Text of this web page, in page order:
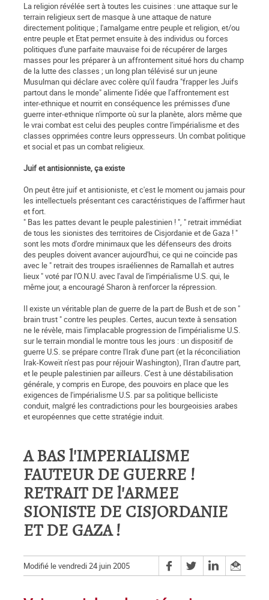
La religion révélée sert à toutes les cuisines : une attaque sur le
terrain religieux sert de masque à une attaque de nature
directement politique ; l'amalgame entre peuple et religion, et/ou
entre peuple et Etat permet ensuite à des individus ou forces
politiques d'une parfaite mauvaise foi de récupérer de larges
masses pour les préparer à un affrontement situé hors du champ
de la lutte des classes ; un long plan télévisé sur un jeune
Musulman qui déclare avec colère qu'il faudra "frapper les Juifs
partout dans le monde" alimente l'idée que l'affrontement est
inter-ethnique et nourrit en conséquence les prémisses d'une
guerre inter-ethnique n'importe où sur la planète, alors même que
le vrai combat est celui des peuples contre l'impérialisme et des
classes opprimées contre leurs oppresseurs. Un combat politique
et social et pas un combat religieux.
Juif et antisionniste, ça existe
On peut être juif et antisioniste, et c'est le moment ou jamais pour
les intellectuels présentant ces caractéristiques de l'affirmer haut
et fort.
" Bas les pattes devant le peuple palestinien ! ", " retrait immédiat
de tous les sionistes des territoires de Cisjordanie et de Gaza ! "
sont les mots d'ordre minimaux que les défenseurs des droits
des peuples doivent avancer aujourd'hui, ce qui ne coïncide pas
avec le " retrait des troupes israéliennes de Ramallah et autres
lieux " voté par l'O.N.U. avec l'aval de l'impérialisme U.S. qui, le
même jour, a encouragé Sharon à renforcer la répression.
Il existe un véritable plan de guerre de la part de Bush et de son "
brain trust " contre les peuples. Certes, aucun texte à sensation
ne le révèle, mais l'implacable progression de l'impérialisme U.S.
sur le terrain mondial le montre tous les jours : un dispositif de
guerre U.S. se prépare contre l'Irak d'une part (et la réconciliation
Irak-Koweït n'est pas pour réjouir Washington), l'Iran d'autre part,
et le peuple palestinien par ailleurs. C'est à une déstabilisation
générale, y compris en Europe, des pouvoirs en place que les
exigences de l'impérialisme U.S. par sa politique belliciste
conduit, malgré les contradictions pour les bourgeoisies arabes
et européennes que cette stratégie induit.
A BAS l'IMPERIALISME
FAUTEUR DE GUERRE !
RETRAIT DE l'ARMEE
SIONISTE DE CISJORDANIE
ET DE GAZA !
Modifié le vendredi 24 juin 2005